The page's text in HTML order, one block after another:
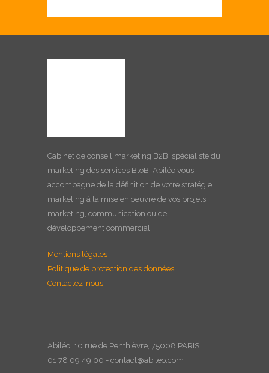
marketing des services BtoB, Abiléo vous
accompagne de la définition de votre stratégie
marketing à lamise en oeuvrede vos projets
marketing, communication ou de
développement commercial.
Politique de protection des données
Contactez-nous
01 78 09 49 00 - contact@abileo.com